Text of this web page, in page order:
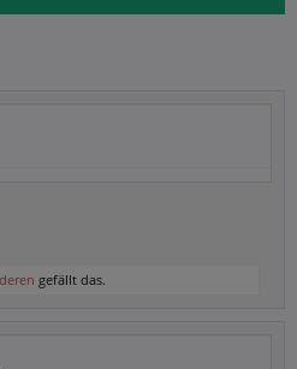
gefällt das.